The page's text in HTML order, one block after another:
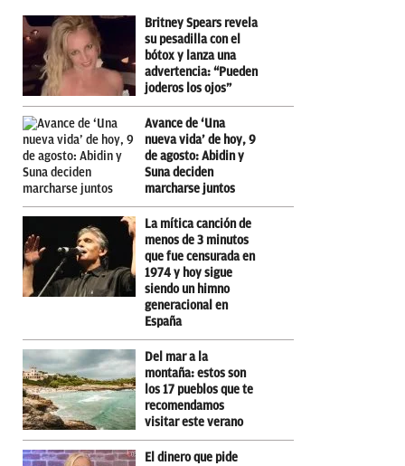
Britney Spears revela
su pesadilla con el
bótox y lanza una
advertencia: “Pueden
joderos los ojos”
Avance de ‘Una
nueva vida’ de hoy, 9
de agosto: Abidin y
Suna deciden
marcharse juntos
La mítica canción de
menos de 3 minutos
que fue censurada en
1974 y hoy sigue
siendo un himno
generacional en
España
Del mar a la
montaña: estos son
los 17 pueblos que te
recomendamos
visitar este verano
El dinero que pide